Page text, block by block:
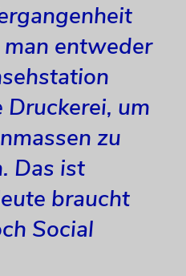
entweder
Druckerei, um
zu
Das ist
braucht
Social